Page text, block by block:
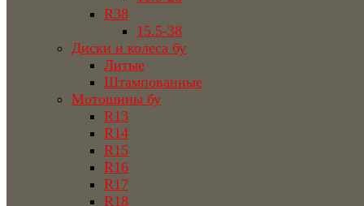
R38
15.5-38
Диски и колеса бу
Литые
Штампованные
Мотошины бу
R13
R14
R15
R16
R17
R18